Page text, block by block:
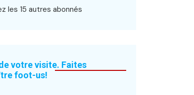
les 15 autres abonnés
votre visite. Faites
foot-us!